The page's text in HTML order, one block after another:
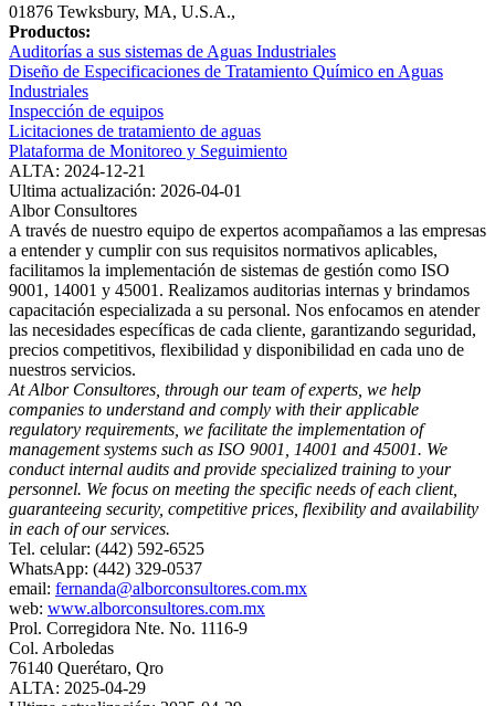
01876 Tewksbury, MA, U.S.A.,
Productos:
Auditorías a sus sistemas de Aguas Industriales
Diseño de Especificaciones de Tratamiento Químico en Aguas
Industriales
Inspección de equipos
Licitaciones de tratamiento de aguas
Plataforma de Monitoreo y Seguimiento
ALTA: 2024-12-21
Ultima actualización: 2026-04-01
Albor Consultores
A través de nuestro equipo de expertos acompañamos a las empresas
a entender y cumplir con sus requisitos normativos aplicables,
facilitamos la implementación de sistemas de gestión como ISO
9001, 14001 y 45001. Realizamos auditorias internas y brindamos
capacitación especializada a su personal. Nos enfocamos en atender
las necesidades específicas de cada cliente, garantizando seguridad,
precios competitivos, flexibilidad y disponibilidad en cada uno de
nuestros servicios.
At Albor Consultores, through our team of experts, we help
companies to understand and comply with their applicable
regulatory requirements, we facilitate the implementation of
management systems such as ISO 9001, 14001 and 45001. We
conduct internal audits and provide specialized training to your
personnel. We focus on meeting the specific needs of each client,
guaranteeing security, competitive prices, flexibility and availability
in each of our services.
Tel. celular: (442) 592-6525
WhatsApp: (442) 329-0537
email: fernanda@alborconsultores.com.mx
web: www.alborconsultores.com.mx
Prol. Corregidora Nte. No. 1116-9
Col. Arboledas
76140 Querétaro, Qro
ALTA: 2025-04-29